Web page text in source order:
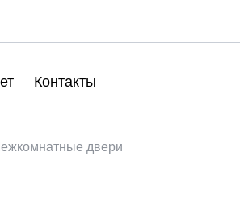
Контакты
двери